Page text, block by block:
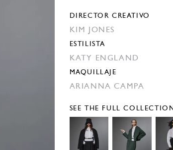
DIRECTOR CREATIVO
KIM JONES
ESTILISTA
KATY ENGLAND
MAQUILLAJE
ARIANNA CAMPA
SEE THE FULL